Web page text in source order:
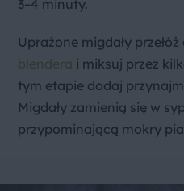
3–4 minuty.
Uprażone migdały
blendera i miksuj przez
tym etapie dodaj
Migdały zamienią się w
przypominającą mokry